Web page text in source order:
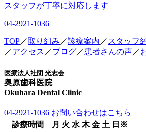
スタッフが丁寧に対応します
04-2921-1036
TOP／取り組み ／診療案内 ／ スタッフ
／アクセス ／ブログ／患者さんの声／
医療法人社団 光志会
奥原歯科医院
Okuhara Dental Clinic
04-2921-1036 お問い合わせはこちら
診療時間
月 火 水 木 金 土 日 ※